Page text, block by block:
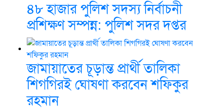
৪৮ হাজার পুলিশ সদস্য নির্বাচনী
প্রশিক্ষণ সম্পন্ন: পুলিশ সদর দপ্তর
জামায়াতের চূড়ান্ত প্রার্থী তালিকা
শিগগিরই ঘোষণা করবেন শফিকুর
রহমান